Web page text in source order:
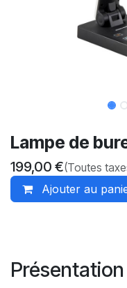
Lampe de
199,00 €(Toutes
Ajouter au
Présentation